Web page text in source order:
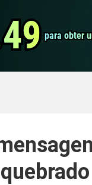
para obter
para obter